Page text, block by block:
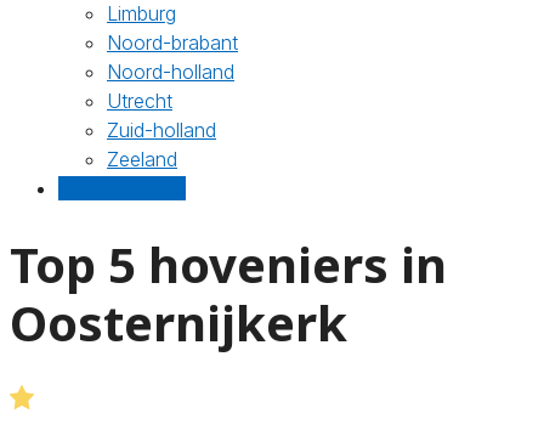
Limburg
Noord-brabant
Noord-holland
Utrecht
Zuid-holland
Zeeland
Top 5 hoveniers in
Oosternijkerk